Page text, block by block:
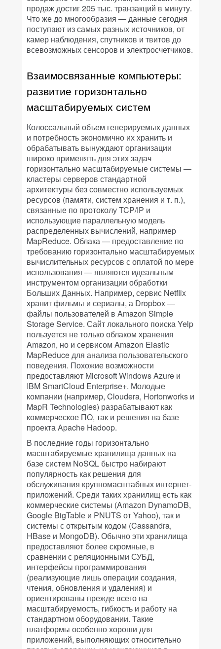
продаж достиг 205 тыс. транзакций в минуту.
Что же до многообразия — данные сегодня
поступают из самых разных источников, от
камер наблюдения, спутников и твитов до
всевозможных сенсоров и электросчетчиков.
Взаимосвязанные компьютеры:
развитие горизонтально
масштабируемых систем
Колоссальный объем генерируемых данных
и потребность экономично их хранить и
обрабатывать вынуждают организации
широко применять для этих задач
горизонтально масштабируемые системы —
кластеры серверов стандартной
архитектуры без совместно используемых
ресурсов (памяти, систем хранения и т. п.),
связанные по протоколу TCP/IP и
использующие параллельную модель
распределенных вычислений, например
MapReduce. Облака — предоставление по
требованию горизонтально масштабируемых
вычислительных ресурсов с оплатой по мере
использования — являются идеальным
инструментом организации обработки
Больших Данных. Например, сервис Netflix
хранит фильмы и сериалы, а Dropbox —
файлы пользователей в Amazon Simple
Storage Service. Сайт локального поиска Yelp
пользуется не только облаком хранения
Amazon, но и сервисом Amazon Elastic
MapReduce для анализа пользовательского
поведения. Похожие возможности
предоставляют Microsoft Windows Azure и
IBM SmartCloud Enterprise+. Молодые
компании (например, Cloudera, Hortonworks и
MapR Technologies) разрабатывают как
коммерческое ПО, так и решения на базе
проекта Apache Hadoop.
В последние годы горизонтально
масштабируемые хранилища данных на
базе систем NoSQL быстро набирают
популярность как решения для
обслуживания крупномасштабных интернет-
приложений. Среди таких хранилищ есть как
коммерческие системы (Amazon DynamoDB,
Google BigTable и PNUTS от Yahoo), так и
системы с открытым кодом (Cassandra,
HBase и MongoDB). Обычно эти хранилища
предоставляют более скромные, в
сравнении с реляционными СУБД,
интерфейсы программирования
(реализующие лишь операции создания,
чтения, обновления и удаления) и
ориентированы прежде всего на
масштабируемость, гибкость и работу на
стандартном оборудовании. Такие
платформы особенно хороши для
приложений, выполняющих относительно